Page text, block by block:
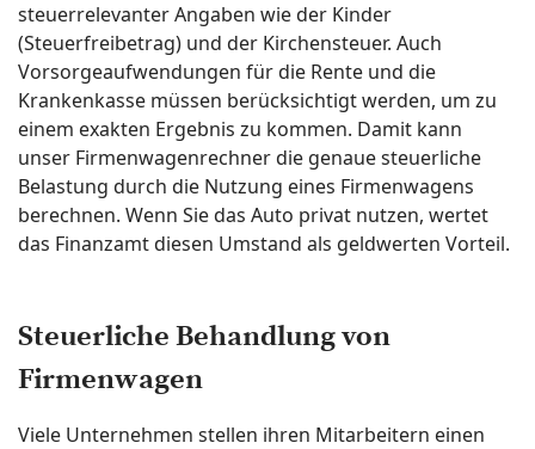
steuerrelevanter Angaben wie der Kinder
(Steuerfreibetrag) und der Kirchensteuer. Auch
Vorsorgeaufwendungen für die Rente und die
Krankenkasse müssen berücksichtigt werden, um zu
einem exakten Ergebnis zu kommen. Damit kann
unser Firmenwagenrechner die genaue steuerliche
Belastung durch die Nutzung eines Firmenwagens
berechnen. Wenn Sie das Auto privat nutzen, wertet
das Finanzamt diesen Umstand als geldwerten Vorteil.
Steuerliche Behandlung von
Firmenwagen
Viele Unternehmen stellen ihren Mitarbeitern einen